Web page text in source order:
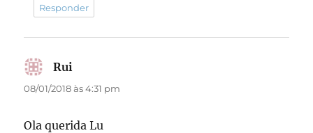
Responder
Rui
08/01/2018 às 4:31 pm
Ola querida Lu